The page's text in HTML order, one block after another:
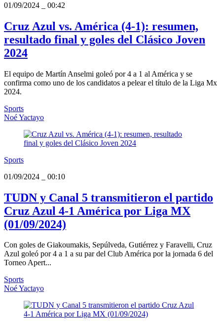
01/09/2024
00:42
Cruz Azul vs. América (4-1): resumen,
resultado final y goles del Clásico Joven
2024
El equipo de Martín Anselmi goleó por 4 a 1 al América y se
confirma como uno de los candidatos a pelear el título de la Liga Mx
2024.
Sports
Noé Yactayo
Sports
01/09/2024
00:10
TUDN y Canal 5 transmitieron el partido
Cruz Azul 4-1 América por Liga MX
(01/09/2024)
Con goles de Giakoumakis, Sepúlveda, Gutiérrez y Faravelli, Cruz
Azul goleó por 4 a 1 a su par del Club América por la jornada 6 del
Torneo Apert...
Sports
Noé Yactayo